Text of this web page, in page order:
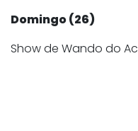
Domingo (26)
Show de Wando do